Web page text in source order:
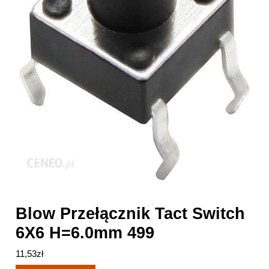
Blow Przełącznik Tact Switch
6X6 H=6.0mm 499
11,53zł